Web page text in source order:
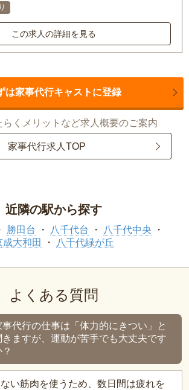
この求人の詳細を見る
は家事代行キャストに登録
くメリットなど求人概要のご案内
家事代行求人TOP
近隣の駅から探す
勝田台 八千代台
八千代中央
成大和田
八千代緑が丘
よくある質問
事代行の仕事は「体力的にきつい」と
きますが、運動が苦手でも大丈夫です
い筋肉を使うため、数日間は疲れを